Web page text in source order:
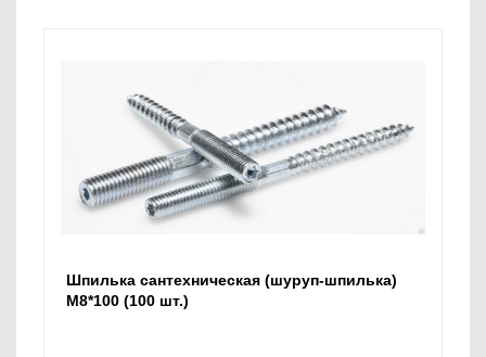
Шпилька сантехническая (шуруп-шпилька)
М8*100 (100 шт.)